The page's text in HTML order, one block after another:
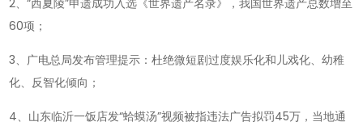
2、“西夏陵”申遗成功入选《世界遗产名录》，我国世界遗产总数增至
60项；
3、广电总局发布管理提示：杜绝微短剧过度娱乐化和儿戏化、幼稚
化、反智化倾向；
4、山东临沂一饭店发“蛤蟆汤”视频被指违法广告拟罚45万，当地通